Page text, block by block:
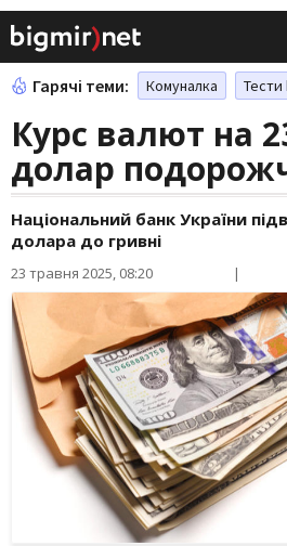
Гарячі теми: Комуналка
Курс валют на
долар
Національний банк України
долара до гривні
23 травня 2025, 08:20 |